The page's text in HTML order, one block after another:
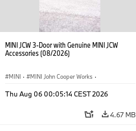
MINI JCW 3-Door with Genuine MINI JCW
Accessories (08/2026)
MINI · MINI John Cooper Works ·
Optional Extras, Accessories
Thu Aug 06 00:05:14 CEST 2026
4.67 MB